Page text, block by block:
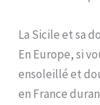
La Sicile et sa
En Europe, si
ensoleillé et
en France